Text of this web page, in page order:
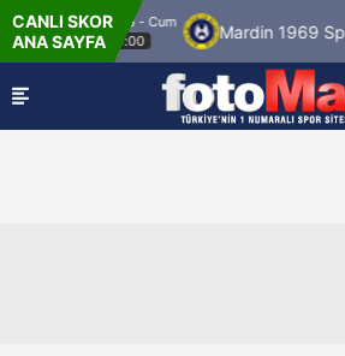
CANLI SKOR
ANA SAYFA
8.8.2026 - Cum
19:00
Mardin 1969 Spor